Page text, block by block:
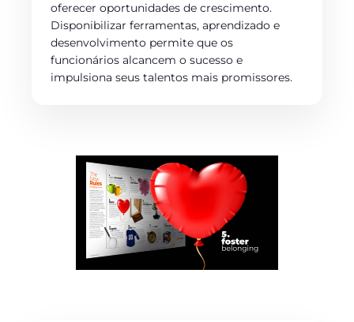
oferecer oportunidades de crescimento.
Disponibilizar ferramentas, aprendizado e
desenvolvimento permite que os
funcionários alcancem o sucesso e
impulsiona seus talentos mais promissores.